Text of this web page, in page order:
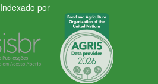
Indexado por